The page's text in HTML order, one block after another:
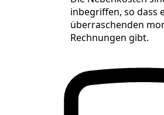
inbegriffen, so dass
überraschenden
Rechnungen gibt.